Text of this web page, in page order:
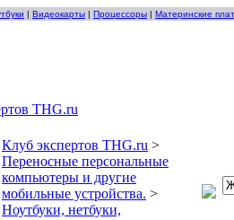
| Видеокарты | Процессоры | Материнские
Клуб экспертов THG.ru >
Переносные персональные
компьютеры и другие
мобильные устройства. >
Ноутбуки, нетбуки,